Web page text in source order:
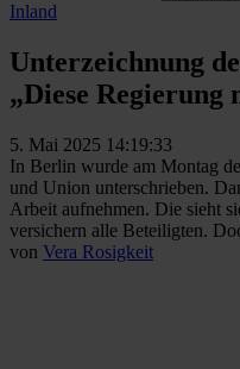
Inland
Unterzeichnung
„Diese Regierung
5. Mai 2025 14:19:33
In Berlin wurde am Montag
und Union unterschrieben.
Arbeit aufnehmen. Die sieht
versichern alle Beteiligten.
von Vera Rosigkeit